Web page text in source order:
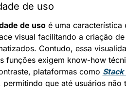
de uso
de uso é uma característica
visual facilitando a criação
Contudo, essa
funções exigem know-how
plataformas como Stack
permitindo que até usuários não